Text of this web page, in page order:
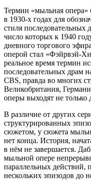
Термин «мыльная опера»
в 1930-х годах для
стиля последовательных
число которых к 1940
дневного торгового
оперой стал «Фэйрвэй-
реальное время термин
последовательных драм
CBS, правда во многих
Великобритания,
оперы выходят не
В различие от других
структурированных
сюжетом, у сюжета
нет конца. История,
в нём не завершается.
мыльной опере
параллельных действий,
нескольких эпизодов до